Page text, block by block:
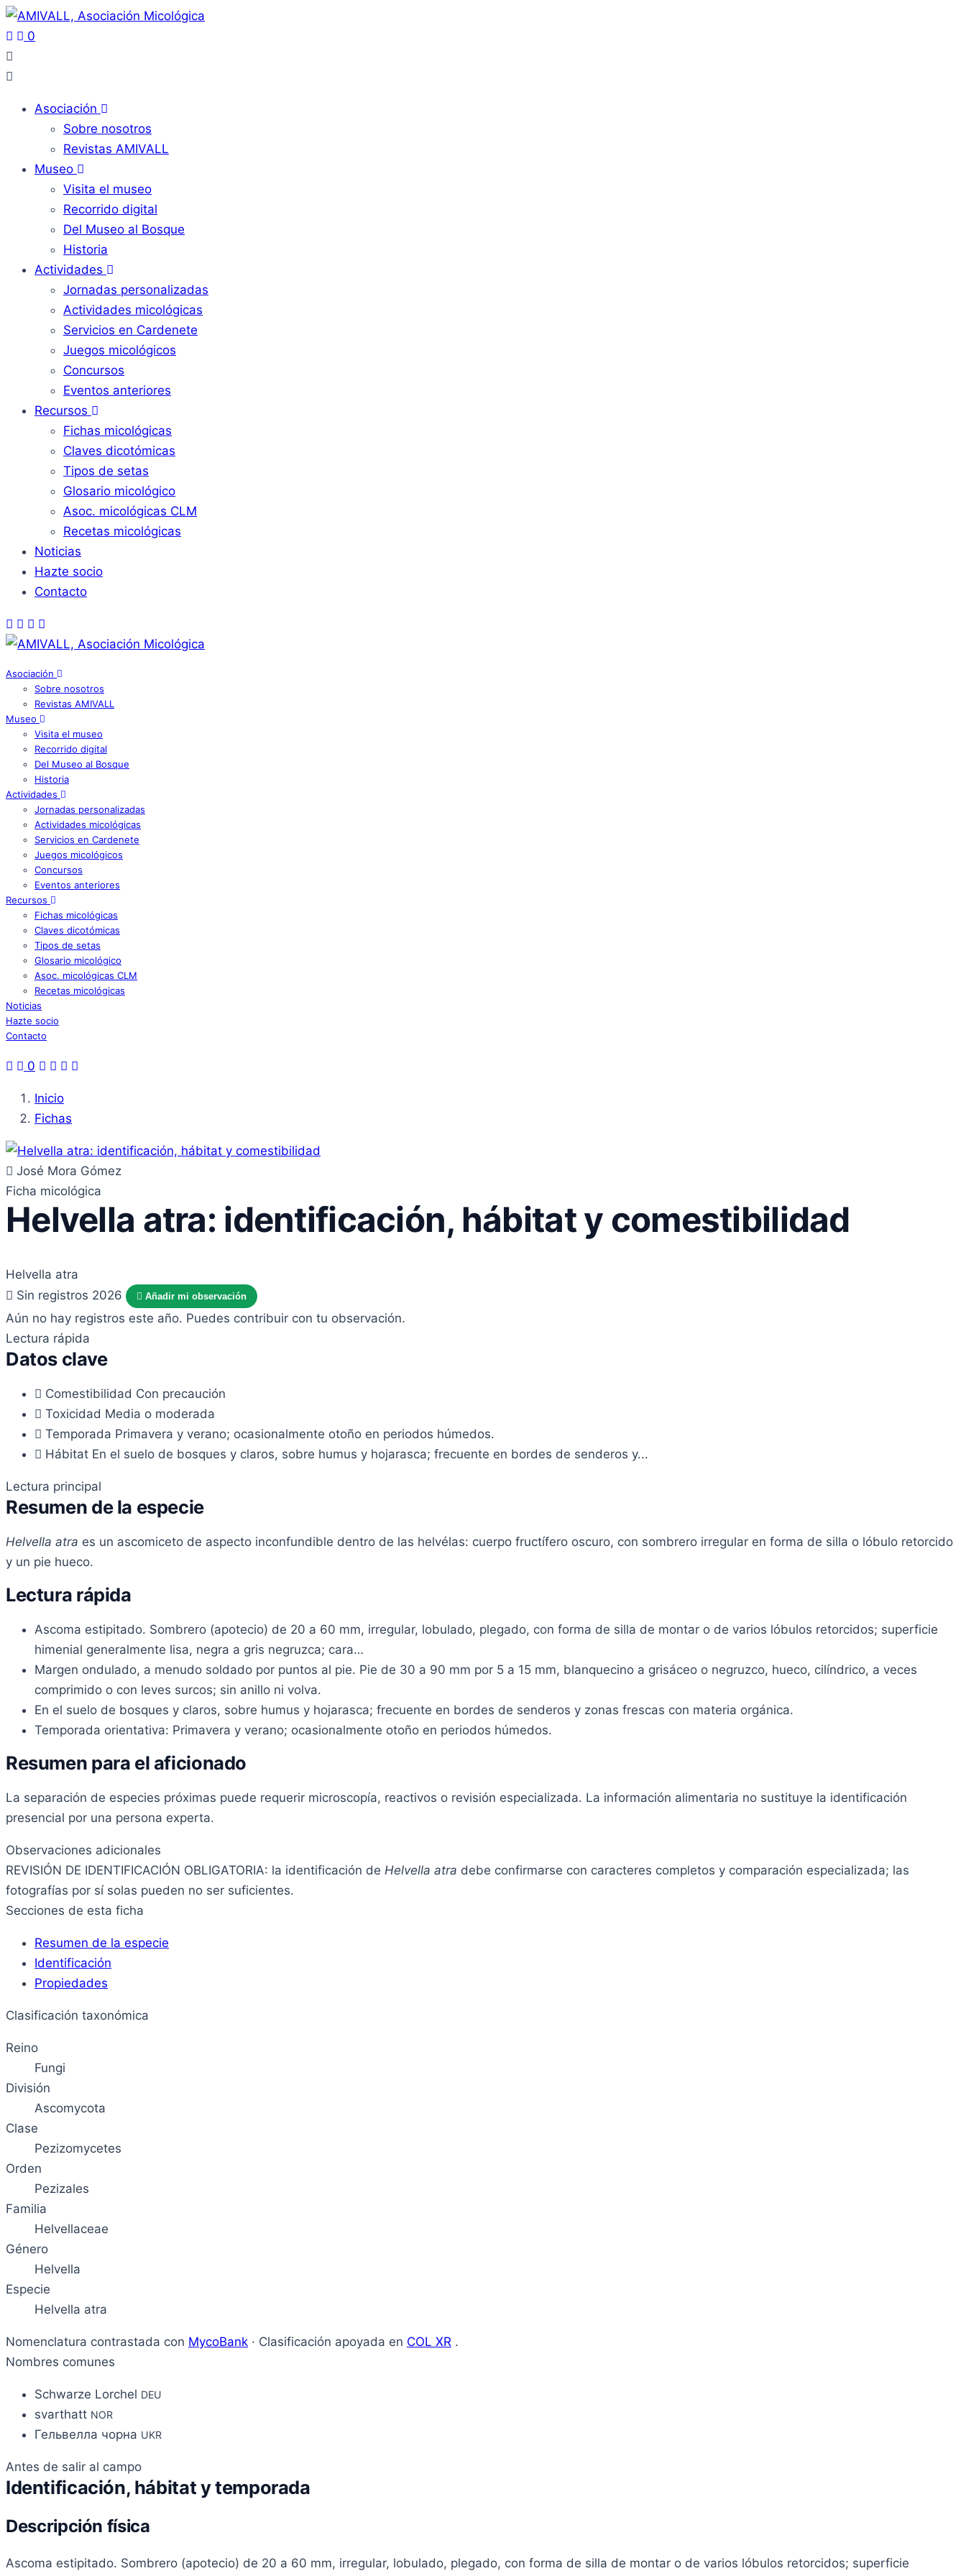
0
Asociación
Sobre nosotros
Revistas AMIVALL
Museo
Visita el museo
Recorrido digital
Del Museo al Bosque
Historia
Actividades
Jornadas personalizadas
Actividades micológicas
Servicios en Cardenete
Juegos micológicos
Concursos
Eventos anteriores
Recursos
Fichas micológicas
Claves dicotómicas
Tipos de setas
Glosario micológico
Asoc. micológicas CLM
Recetas micológicas
Noticias
Hazte socio
Contacto
Asociación
Sobre nosotros
Revistas AMIVALL
Museo
Visita el museo
Recorrido digital
Del Museo al Bosque
Historia
Actividades
Jornadas personalizadas
Actividades micológicas
Servicios en Cardenete
Juegos micológicos
Concursos
Eventos anteriores
Recursos
Fichas micológicas
Claves dicotómicas
Tipos de setas
Glosario micológico
Asoc. micológicas CLM
Recetas micológicas
Noticias
Hazte socio
Contacto
0
Inicio
Fichas
José Mora Gómez
Ficha micológica
Helvella atra: identificación, hábitat y comestibilidad
Helvella atra
Sin registros 2026
Añadir mi observación
Aún no hay registros este año. Puedes contribuir con tu observación.
Lectura rápida
Datos clave
Comestibilidad Con precaución
Toxicidad Media o moderada
Temporada Primavera y verano; ocasionalmente otoño en periodos húmedos.
Hábitat En el suelo de bosques y claros, sobre humus y hojarasca; frecuente en bordes de senderos y...
Lectura principal
Resumen de la especie
Helvella atra es un ascomiceto de aspecto inconfundible dentro de las helvélas: cuerpo fructífero oscuro, con sombrero irregular en forma de silla o lóbulo retorcido
y un pie hueco.
Lectura rápida
Ascoma estipitado. Sombrero (apotecio) de 20 a 60 mm, irregular, lobulado, plegado, con forma de silla de montar o de varios lóbulos retorcidos; superficie
himenial generalmente lisa, negra a gris negruzca; cara…
Margen ondulado, a menudo soldado por puntos al pie. Pie de 30 a 90 mm por 5 a 15 mm, blanquecino a grisáceo o negruzco, hueco, cilíndrico, a veces
comprimido o con leves surcos; sin anillo ni volva.
En el suelo de bosques y claros, sobre humus y hojarasca; frecuente en bordes de senderos y zonas frescas con materia orgánica.
Temporada orientativa: Primavera y verano; ocasionalmente otoño en periodos húmedos.
Resumen para el aficionado
La separación de especies próximas puede requerir microscopía, reactivos o revisión especializada. La información alimentaria no sustituye la identificación
presencial por una persona experta.
Observaciones adicionales
REVISIÓN DE IDENTIFICACIÓN OBLIGATORIA: la identificación de Helvella atra debe confirmarse con caracteres completos y comparación especializada; las
fotografías por sí solas pueden no ser suficientes.
Secciones de esta ficha
Resumen de la especie
Identificación
Propiedades
Clasificación taxonómica
Reino
Fungi
División
Ascomycota
Clase
Pezizomycetes
Orden
Pezizales
Familia
Helvellaceae
Género
Helvella
Especie
Helvella atra
Nomenclatura contrastada con MycoBank · Clasificación apoyada en COL XR .
Nombres comunes
Schwarze Lorchel DEU
svarthatt NOR
Гельвелла чорна UKR
Antes de salir al campo
Identificación, hábitat y temporada
Descripción física
Ascoma estipitado. Sombrero (apotecio) de 20 a 60 mm, irregular, lobulado, plegado, con forma de silla de montar o de varios lóbulos retorcidos; superficie